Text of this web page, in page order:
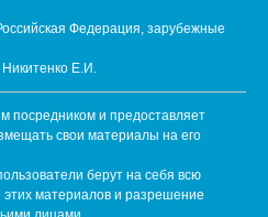
Федерация, зарубежные
Никитенко Е.И.
посредником и предоставляет
свои материалы на его
берут на себя всю
этих материалов и разрешение